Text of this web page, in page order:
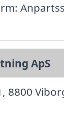
ApS
8800